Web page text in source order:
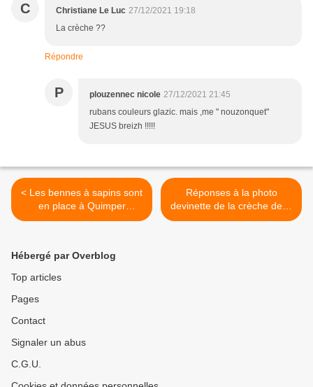
C Christiane Le Luc 27/12/2021 19:18
La crèche ??
Répondre
P plouzennec nicole 27/12/2021 21:45
rubans couleurs glazic. mais ,me " nouzonquet"
JESUS breizh !!!!!
< Les bennes à sapins sont
en place à Quimper
jusqu'au 10 janvier
Réponses à la photo
devinette de la crèche de la
cathédrale de Quimper >
Hébergé par Overblog
Top articles
Pages
Contact
Signaler un abus
C.G.U.